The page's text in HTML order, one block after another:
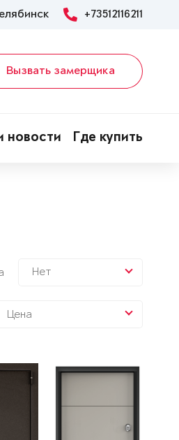
+73512116211
Вызвать замерщика
новости Где купить
Нет
Цена